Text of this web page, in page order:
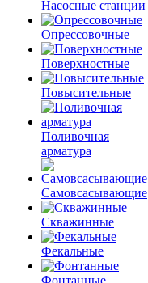
Насосные станции
Опрессовочные
Поверхностные
Повысительные
Поливочная
арматура
Самовсасывающие
Скважинные
Фекальные
Фонтанные